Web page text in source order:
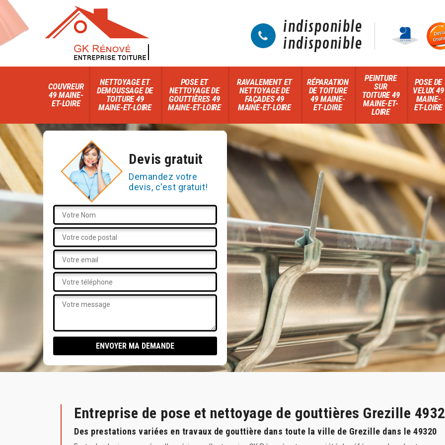
indisponible
indisponible
COUVREUR
49 MAINE-
ET-LOIRE
NETTOYAGE ET
DEMOUSSAGE DE
TOITURE 49
MAINE-ET-LOIRE
POSE ET
NETTOYAGE DE
GOUTTIÈRES 49
MAINE-ET-LOIRE
RAVALEMENT ET
NETTOYAGE DE
FAÇADES 49
MAINE-ET-LOIRE
RÉPARATION
DE TOITURE
49 MAINE-
ET-LOIRE
PEINTURE
SUR
TOITURE 49
MAINE-ET-
LOIRE
POSE DE
VELUX 49
MAINE-
ET-LOIRE
Devis gratuit
Demandez votre
devis, c'est gratuit!
Entreprise de pose et nettoyage de gouttières Grezille
Des prestations variées en travaux de gouttière dans toute la ville de Grezille dans le 49320